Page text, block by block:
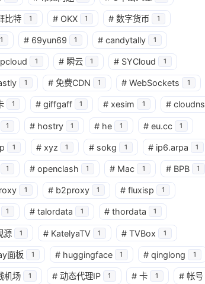
比特 1 # OKX 1 # 数字货币 1
1 # 69yun69 1 # candytally 1
1 # 瞬云 1 # SYCloud 1
1 # 免费CDN 1 # WebSockets 1
1 # giffgaff 1 # xesim 1 # cloudns
1 # hostry 1 # he 1 # eu.cc 1
1 # xyz 1 # sokg 1 # ip6.arpa 1
1 # openclash 1 # Mac 1 # BPB 1
1 # b2proxy 1 # fluxisp 1
1 # talordata 1 # thordata 1
源 1 # KatelyaTV 1 # TVBox 1
面板 1 # huggingface 1 # qinglong 1
机场 1 # 动态代理IP 1 # 卡 1 # 帐号